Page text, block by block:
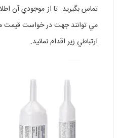
تماس بگيريد. تا از موجودي آن
مي توانند جهت در خواست قيمت
ارتباطي زير اقدام نمائيد.